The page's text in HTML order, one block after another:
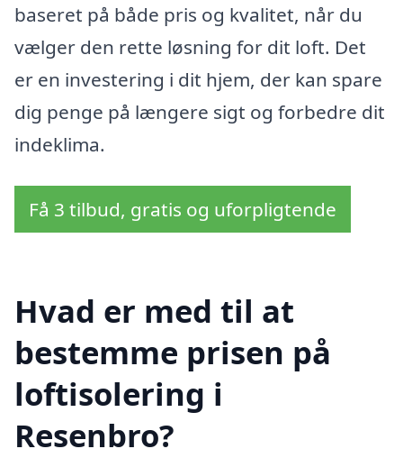
baseret på både pris og kvalitet, når du
vælger den rette løsning for dit loft. Det
er en investering i dit hjem, der kan spare
dig penge på længere sigt og forbedre dit
indeklima.
Få 3 tilbud, gratis og uforpligtende
Hvad er med til at
bestemme prisen på
loftisolering i
Resenbro?